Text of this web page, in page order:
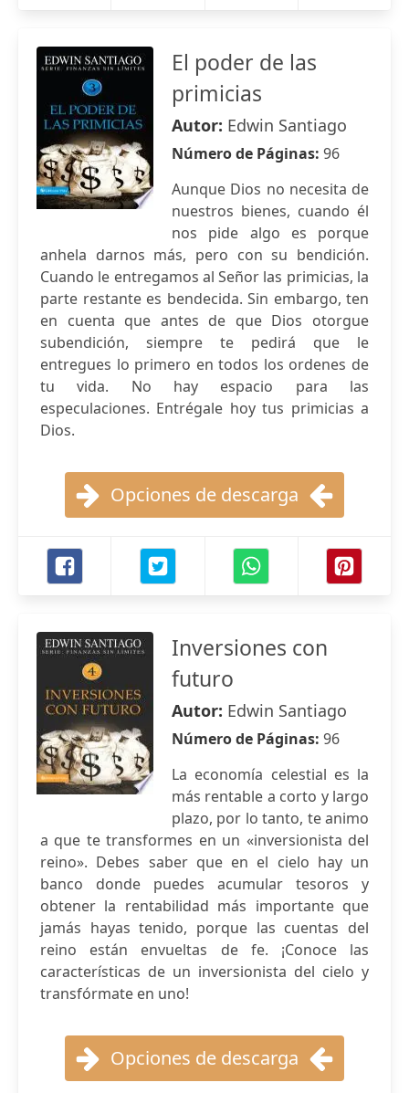
El poder de las
primicias
Autor: Edwin Santiago
Número de Páginas: 96
Aunque Dios no necesita de
nuestros bienes, cuando él
nos pide algo es porque
anhela darnos más, pero con su bendición.
Cuando le entregamos al Señor las primicias, la
parte restante es bendecida. Sin embargo, ten
en cuenta que antes de que Dios otorgue
subendición, siempre te pedirá que le
entregues lo primero en todos los ordenes de
tu vida. No hay espacio para las
especulaciones. Entrégale hoy tus primicias a
Dios.
Opciones de descarga
Inversiones con
futuro
Autor: Edwin Santiago
Número de Páginas: 96
La economía celestial es la
más rentable a corto y largo
plazo, por lo tanto, te animo
a que te transformes en un «inversionista del
reino». Debes saber que en el cielo hay un
banco donde puedes acumular tesoros y
obtener la rentabilidad más importante que
jamás hayas tenido, porque las cuentas del
reino están envueltas de fe. ¡Conoce las
características de un inversionista del cielo y
transfórmate en uno!
Opciones de descarga